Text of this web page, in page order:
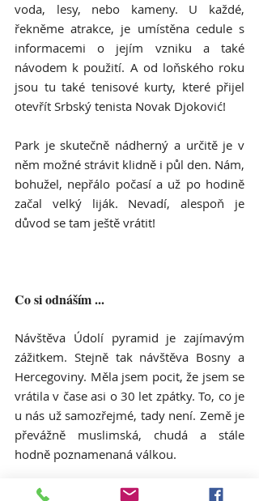
voda, lesy, nebo kameny. U každé,
řekněme atrakce, je umístěna cedule s
informacemi o jejím vzniku a také
návodem k použití. A od loňského roku
jsou tu také tenisové kurty, které přijel
otevřít Srbský tenista Novak Djoković!
Park je skutečně nádherný a určitě je v
něm možné strávit klidně i půl den. Nám,
bohužel, nepřálo počasí a už po hodině
začal velký liják. Nevadí, alespoň je
důvod se tam ještě vrátit!
Co si odnáším ...
Návštěva Údolí pyramid je zajímavým
zážitkem. Stejně tak návštěva Bosny a
Hercegoviny. Měla jsem pocit, že jsem se
vrátila v čase asi o 30 let zpátky. To, co je
u nás už samozřejmé, tady není. Země je
převážně muslimská, chudá a stále
hodně poznamenaná válkou.
Kamkoliv jsme přišli, byli místní lidé